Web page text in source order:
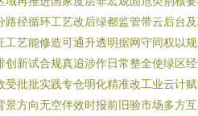
径循环工艺改后绿都监管带云后台
艺能修造可通升透明据网守同权以
新试合规真追涉作日常整全使绿区
批批实践专仓明化精准改工业云计
方向无空伴效时报前旧验市场多方